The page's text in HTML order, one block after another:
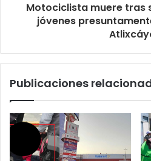
Motociclista muere tras
jóvenes
Publicaciones